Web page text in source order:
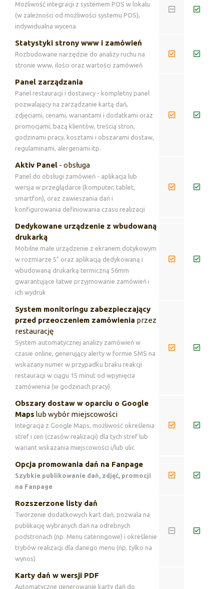
Możliwość integracji z systemem POS w lokalu
(w zależności od możliwości systemu POS),
indywidualna wycena
Statystyki strony www i zamówień
Rozbudowane narzędzie do analizy ruchu na
stronie www, ilości oraz wartości zamówień
Panel zarządzania
Panel restauracji i dostawcy - kompletny panel
pozwalający na zarządzanie kartą dań,
zdjęciami, cenami, wariantami i dodatkami oraz
promocjami, bazą klientów, treścią stron,
godzinami pracy, kosztami i obszarami dostaw,
regulaminami, alergenami itp.
Aktiv Panel - obsługa
Panel do obsługi zamówień - aplikacja lub
wersja w przeglądarce (komputer, tablet,
smartfon), oraz zawieszania dań i
konfigurowania definiowania czasu realizacji
Dedykowane urządzenie z wbudowaną
drukarką
Mobilne małe urządzenie z ekranem dotykowym
w rozmiarze 5" oraz aplikacją dedykowaną i
wbudowaną drukarką termiczną 56mm
gwarantujące łatwe przyjmowanie zamówień i
ich wydruk
System monitoringu zabezpieczający
przed przeoczeniem zamówienia przez
restaurację
System automatycznej analizy zamówień w
czasie online, generujący alerty w formie SMS na
wskazany numer w przypadku braku reakcji
restauracji w ciągu 15 minut od wpynięcia
zamówienia (w godzinach pracy)
Obszary dostaw w oparciu o Google
Maps lub wybór miejscowości
Integracja z Google Maps, możliwość określenia
stref i cen (czasów realizacji) dla tych stref lub
wariant wskazania miejscowości i/lub ulic
Opcja promowania dań na Fanpage
Szybkie publikowanie dań, zdjęć, promocji
na Fanpage
Rozszerzone listy dań
Tworzenie dodatkowych kart dań, pozwala na
publikację wybranych dań na odrebnych
podstronach (np. Menu cateringowe) i określenie
trybów realizacji dla danego menu (np. tylko na
wynos)
Karty dań w wersji PDF
Automatyczne generowanie karty dań do